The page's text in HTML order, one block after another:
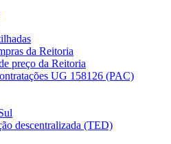
da Reitoria
preço da Reitoria
UG 158126 (PAC)
descentralizada (TED)